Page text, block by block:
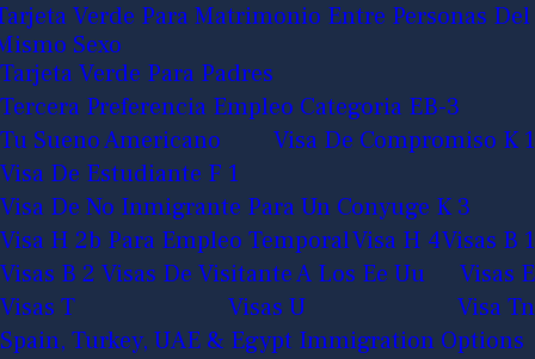
Verde Para Matrimonio Entre Personas Del
Sexo
Tarjeta Verde Para Padres
Tercera Preferencia Empleo Categoria EB-3
Tu Sueno Americano
Visa De Compromiso K 1
Visa De Estudiante F 1
Visa De No Inmigrante Para Un Conyuge K 3
Visa H 2b Para Empleo TemporalVisa H 4Visas B 1
Visas B 2 Visas De Visitante A Los Ee Uu
Visas E
Visas T
Visas U
Visa Tn
Spain, Turkey, UAE & Egypt Immigration Options